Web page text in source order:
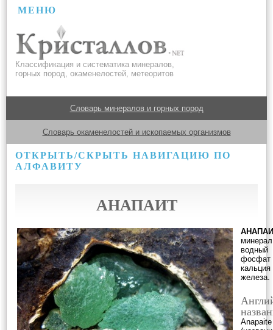
МЕНЮ
Классификация и систематика минералов,
горных пород, окаменелостей, метеоритов
Словарь минералов и горных пород
Словарь окаменелостей и ископаемых организмов
ОТКРЫТЬ/СКРЫТЬ НАВИГАЦИЮ ПО
АЛФАВИТУ
АНАПАИТ
водный
фосфат
кальция
железа.
Anapaite